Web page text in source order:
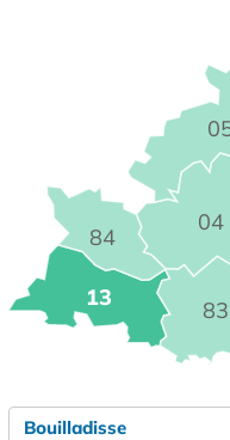
04
13 83
84
Bouilladisse